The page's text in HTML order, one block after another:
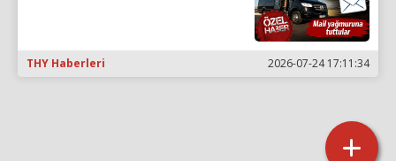
THY Haberleri 2026-07-24 17:11:34